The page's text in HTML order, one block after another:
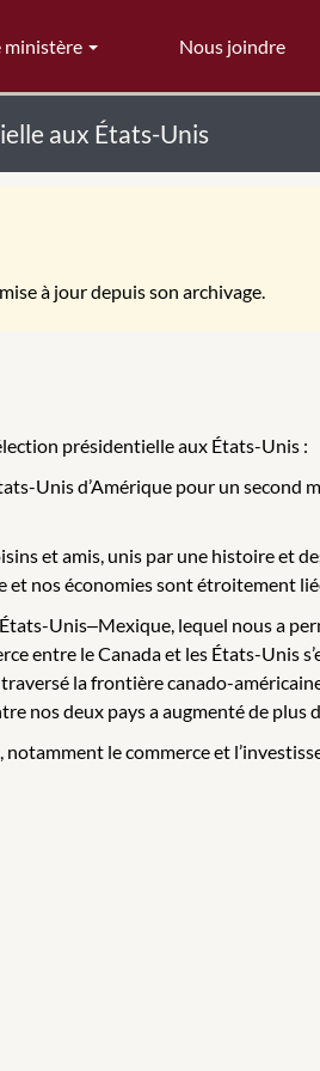
ministère Nous joindre
aux États-Unis
à jour depuis son archivage.
présidentielle aux États-Unis :
Unis d’Amérique pour un second
et amis, unis par une histoire et
et nos économies sont étroitement
Unis‒Mexique, lequel nous a
entre le Canada et les États-Unis
la frontière canado-
nos deux pays a augmenté de plus
le commerce et